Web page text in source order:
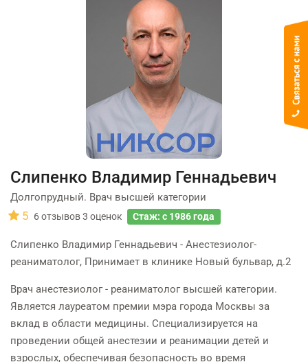
Слипенко Владимир Геннадьевич
Долгопрудный. Врач высшей категории
5 6отзывов3 оценок Стаж: с 1986 года
Слипенко Владимир Геннадьевич - Анестезиолог-
реаниматолог, Принимает в клинике Новый бульвар, д.2
Врач анестезиолог - реаниматолог высшей категории.
Является лауреатом премии мэра города Москвы за
вклад в области медицины. Специализируется на
проведении общей анестезии и реанимации детей и
взрослых, обеспечивая безопасность во время